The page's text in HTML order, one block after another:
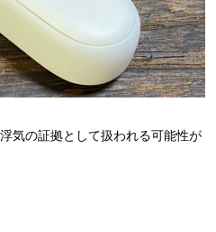
気の証拠として扱われる可能性が